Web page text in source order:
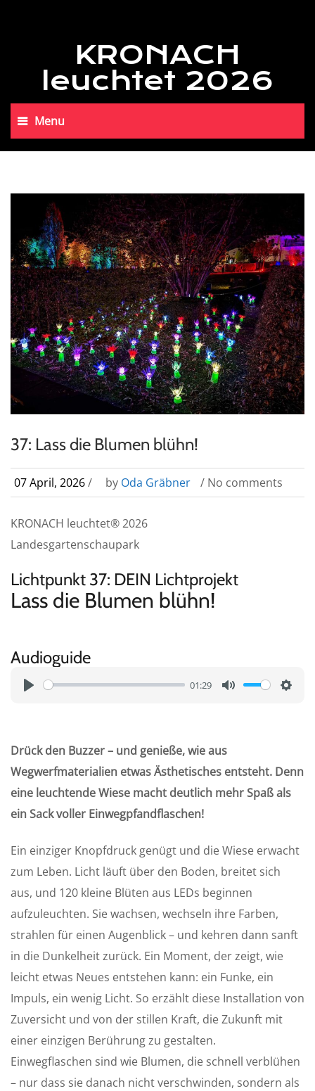
KRONACH
leuchtet 2026
Menu
37: Lass die Blumen blühn!
07 April, 2026/ by Oda Gräbner / No comments
KRONACH leuchtet® 2026
Landesgartenschaupark
Lichtpunkt 37: DEIN Lichtprojekt
Lass die Blumen blühn!
Audioguide
y
01:29
i
n
Drück den Buzzer – und genieße, wie aus
Wegwerfmaterialien etwas Ästhetisches entsteht. Denn
eine leuchtende Wiese macht deutlich mehr Spaß als
ein Sack voller Einwegpfandflaschen!
Ein einziger Knopfdruck genügt und die Wiese erwacht
zum Leben. Licht läuft über den Boden, breitet sich
aus, und 120 kleine Blüten aus LEDs beginnen
aufzuleuchten. Sie wachsen, wechseln ihre Farben,
strahlen für einen Augenblick – und kehren dann sanft
in die Dunkelheit zurück. Ein Moment, der zeigt, wie
leicht etwas Neues entstehen kann: ein Funke, ein
Impuls, ein wenig Licht. So erzählt diese Installation von
Zuversicht und von der stillen Kraft, die Zukunft mit
einer einzigen Berührung zu gestalten.
Einwegflaschen sind wie Blumen, die schnell verblühen
– nur dass sie danach nicht verschwinden, sondern als